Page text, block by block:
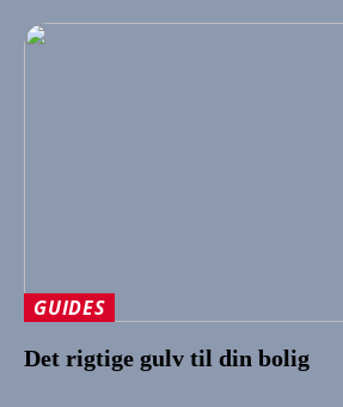
GUIDES
Det rigtige gulv til din bolig